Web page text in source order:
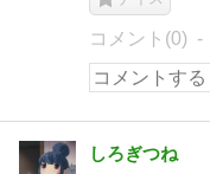
コメント(0)
しろぎつね